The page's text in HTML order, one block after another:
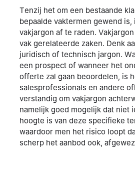
Tenzij het om een bestaande
bepaalde vaktermen gewend is,
vakjargon af te raden.
vak gerelateerde zaken. Denk
juridisch of technisch jargon.
een prospect of wanneer het
offerte zal gaan beoordelen, is
salesprofessionals en andere
verstandig om vakjargon
namelijk goed mogelijk dat niet
hoogte is van deze specifieke
waardoor men het risico loopt
scherp het aanbod ook,